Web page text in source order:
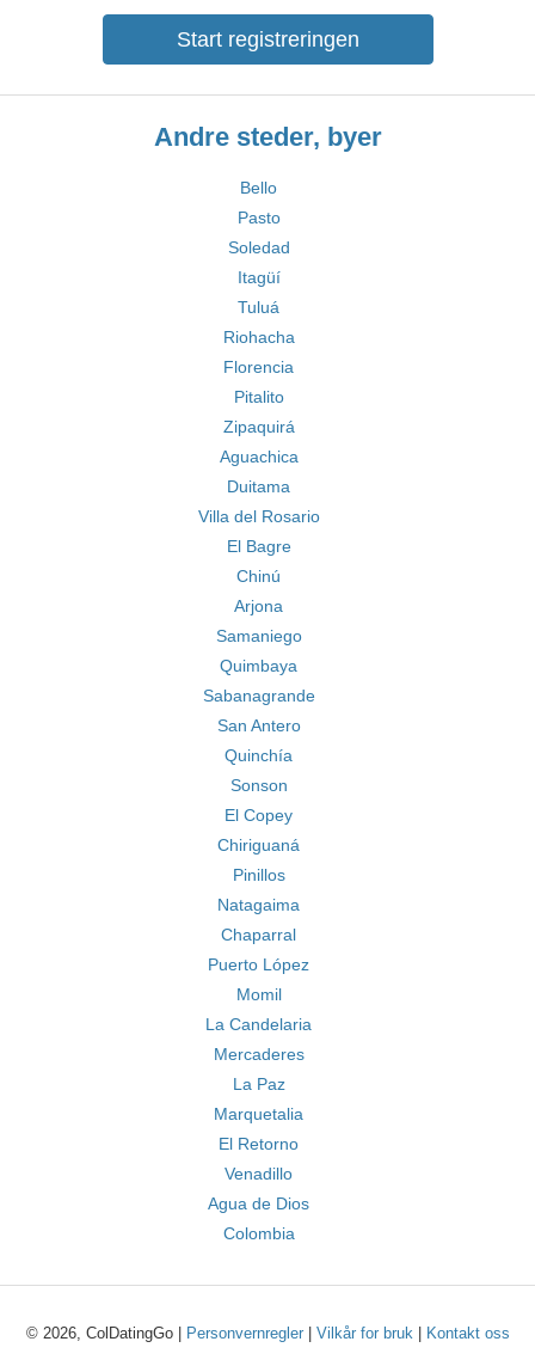
Start registreringen
Andre steder, byer
Bello
Pasto
Soledad
Itagüí
Tuluá
Riohacha
Florencia
Pitalito
Zipaquirá
Aguachica
Duitama
Villa del Rosario
El Bagre
Chinú
Arjona
Samaniego
Quimbaya
Sabanagrande
San Antero
Quinchía
Sonson
El Copey
Chiriguaná
Pinillos
Natagaima
Chaparral
Puerto López
Momil
La Candelaria
Mercaderes
La Paz
Marquetalia
El Retorno
Venadillo
Agua de Dios
Colombia
© 2026, ColDatingGo | Personvernregler| Vilkår for bruk| Kontakt oss